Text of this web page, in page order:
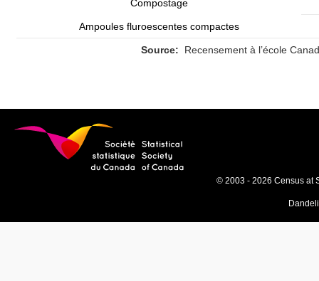
Compostage
Ampoules fluroescentes compactes
Source: Recensement à l’école
© 2003 - 2026 Census at